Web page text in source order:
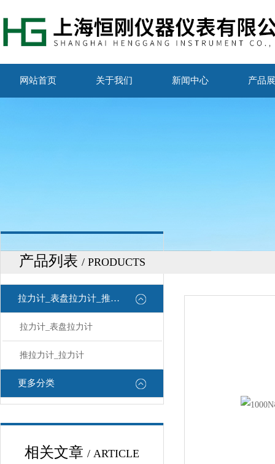
网站首页 关于我们 新闻中心 产品
产品列表 / PRODUCTS
拉力计_表盘拉力计_推拉力计
拉力计_表盘拉力计
推拉力计_拉力计
更多分类
相关文章 / ARTICLE